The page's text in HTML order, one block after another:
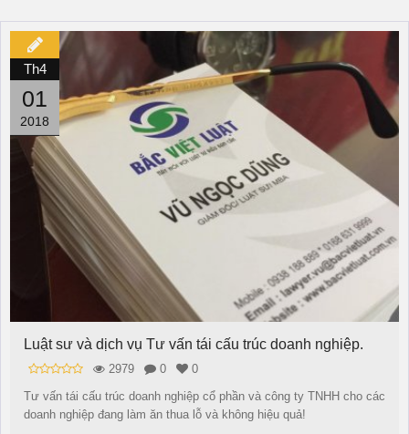
Th4
01
2018
Luật sư và dịch vụ Tư vấn tái cấu trúc doanh nghiệp.
2979 0
0
Tư vấn tái cấu trúc doanh nghiệp cổ phần và công ty TNHH cho các
doanh nghiệp đang làm ăn thua lỗ và không hiệu quả!